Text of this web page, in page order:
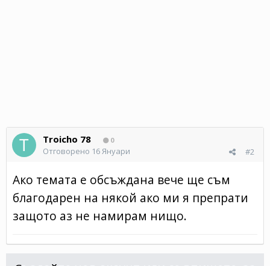
Troicho 78 0
#2
Отговорено 16 Януари
Ако темата е обсъждана вече ще съм
благодарен на някой ако ми я препрати
защото аз не намирам нищо.